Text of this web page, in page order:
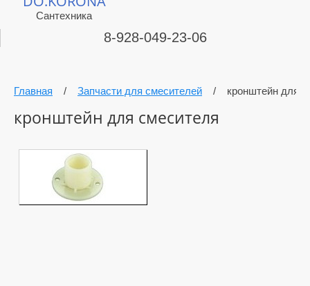
Сантехника
8-928-049-23-06
Главная / Запчасти для смесителей / кронштейн для
кронштейн для смесителя